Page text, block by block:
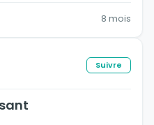
8 mois
Suivre